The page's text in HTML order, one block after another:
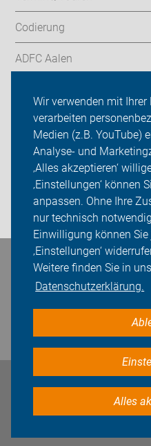
Wir verwenden mit
verarbeiten
Medien (z.B. YouTube)
Analyse- und
‚Alles akzeptieren‘
‚Einstellungen‘ können
anpassen. Ohne Ihre
nur technisch
Einwilligung können
‚Einstellungen‘
Weitere finden Sie in
Datenschutzerklärung.
Alles
Codierung
ADFC Aalen
ADFC Schwäbisch Gmünd
Sei dabei
Presse
Login
Bleiben Sie in Kontakt